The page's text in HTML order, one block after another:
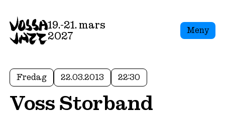
19.-21. mars
2027
Meny
Fredag 22.03.2013 22:30
Voss Storband